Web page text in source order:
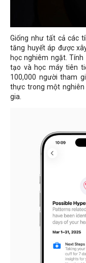
Giống như tất cả các
tăng huyết áp được
học nghiêm ngặt.
tạo và học máy tiên
100,000 người tham
thực trong một
gia.